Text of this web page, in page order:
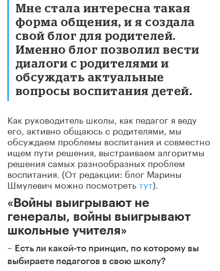
Мне стала интересна такая
форма общения, и я создала
свой блог для родителей.
Именно блог позволил вести
диалоги с родителями и
обсуждать актуальные
вопросы воспитания детей.
Как руководитель школы, как педагог я веду
его, активно общаюсь с родителями, мы
обсуждаем проблемы воспитания и совместно
ищем пути решения, выстраиваем алгоритмы
решения самых разнообразных проблем
воспитания. (От редакции: блог Марины
Шмулевич можно посмотретьтут).
«Войны выигрывают не
генералы, войны выигрывают
школьные учителя»
– Есть ли какой-то принцип, по которому вы
выбираете педагогов в свою школу?